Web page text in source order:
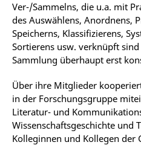
Ver-/Sammelns, die u.a. mit
des Auswählens, Anordnens,
Speicherns, Klassifizierens,
Sortierens usw. verknüpft
Sammlung überhaupt erst
Über ihre Mitglieder
in der Forschungsgruppe
Literatur- und
Wissenschaftsgeschichte und
Kolleginnen und Kollegen der